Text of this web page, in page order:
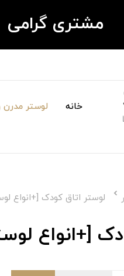
مشتری گرامی
خانه لوستر مدرن
لوستر اتاق کودک [+انواع
[+انواع